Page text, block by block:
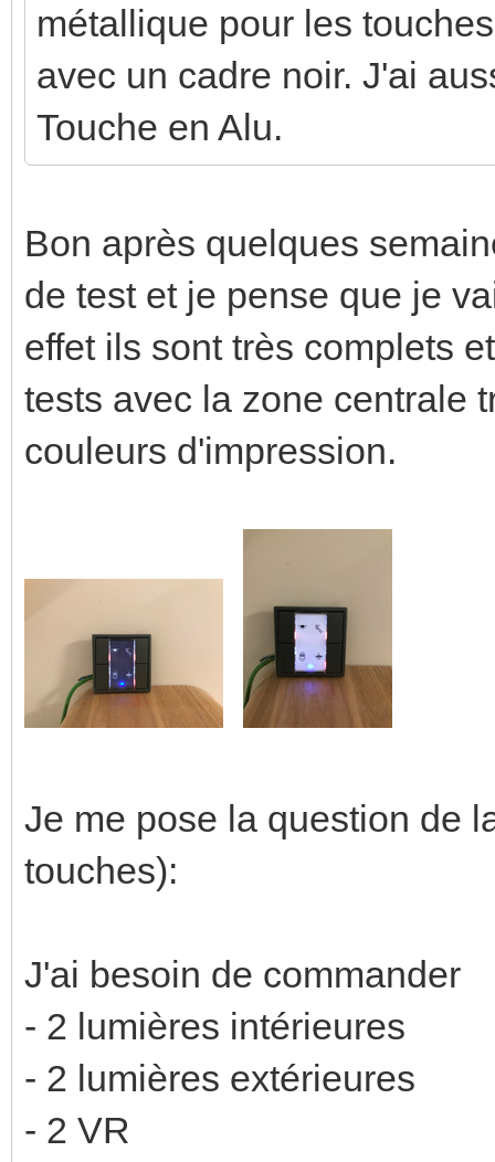
métallique pour les
avec un cadre noir. J'ai
Touche en Alu.
Bon après quelques
de test et je pense que je
effet ils sont très complets
tests avec la zone centrale
couleurs d'impression.
Je me pose la question de
touches):
J'ai besoin de commander
- 2 lumières intérieures
- 2 lumières extérieures
- 2 VR